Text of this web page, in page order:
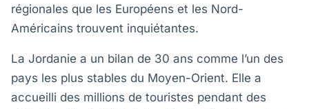
régionales que les Européens et les Nord-
Américains trouvent inquiétantes.
La Jordanie a un bilan de 30 ans comme l’un des
pays les plus stables du Moyen-Orient. Elle a
accueilli des millions de touristes pendant des